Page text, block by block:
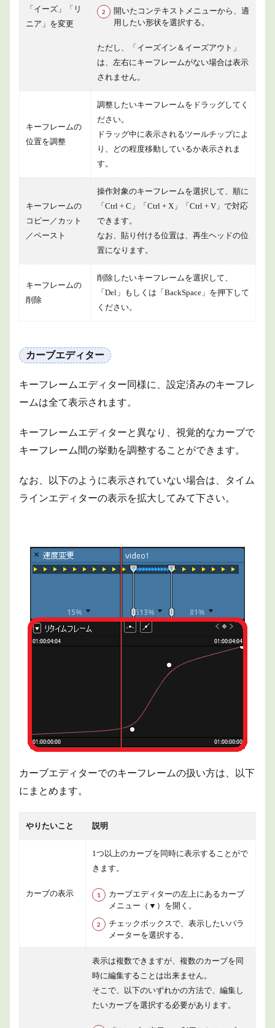
「イーズ」「リ
ニア」を変更
開いたコンテキストメニューから、適
用したい形状を選択する。
ただし、「イーズイン＆イーズアウト」
は、左右にキーフレームがない場合は表示
されません。
キーフレームの
位置を調整
調整したいキーフレームをドラッグしてく
ださい。
ドラッグ中に表示されるツールチップによ
り、どの程度移動しているか表示されま
す。
キーフレームの
コピー／カット
／ペースト
操作対象のキーフレームを選択して、順に
「Ctrl + C」「Ctrl + X」「Ctrl + V」で対応
できます。
なお、貼り付ける位置は、再生ヘッドの位
置になります。
キーフレームの
削除
削除したいキーフレームを選択して、
「Del」もしくは「BackSpace」を押下して
ください。
カーブエディター
キーフレームエディター同様に、設定済みのキーフレ
ームは全て表示されます。
キーフレームエディターと異なり、視覚的なカーブで
キーフレーム間の挙動を調整することができます。
なお、以下のように表示されていない場合は、タイム
ラインエディターの表示を拡大してみて下さい。
カーブエディターでのキーフレームの扱い方は、以下
にまとめます。
やりたいこと 説明
カーブの表示
1つ以上のカーブを同時に表示することがで
きます。
カーブエディターの左上にあるカーブ
メニュー（▼）を開く。
チェックボックスで、表示したいパラ
メーターを選択する。
表示は複数できますが、複数のカーブを同
時に編集することは出来ません。
そこで、以下のいずれかの方法で、編集し
たいカーブを選択する必要があります。